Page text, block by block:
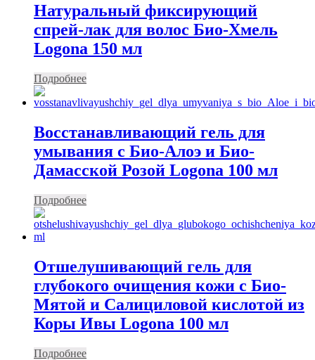
Натуральный фиксирующий
спрей-лак для волос Био-Хмель
Logona 150 мл
Подробнее
Восстанавливающий гель для
умывания с Био-Алоэ и Био-
Дамасской Розой Logona 100 мл
Подробнее
Отшелушивающий гель для
глубокого очищения кожи с Био-
Мятой и Салициловой кислотой из
Коры Ивы Logona 100 мл
Подробнее